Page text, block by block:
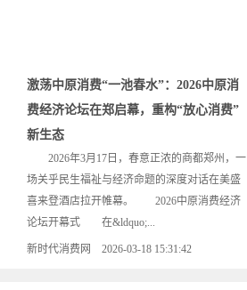
激荡中原消费“一池春水”：2026中原消
费经济论坛在郑启幕，重构“放心消费”
新生态
2026年3月17日，春意正浓的商都郑州，一
场关乎民生福祉与经济命题的深度对话在美盛
喜来登酒店拉开帷幕。 2026中原消费经济
论坛开幕式 在&ldquo;...
新时代消费网 2026-03-18 15:31:42